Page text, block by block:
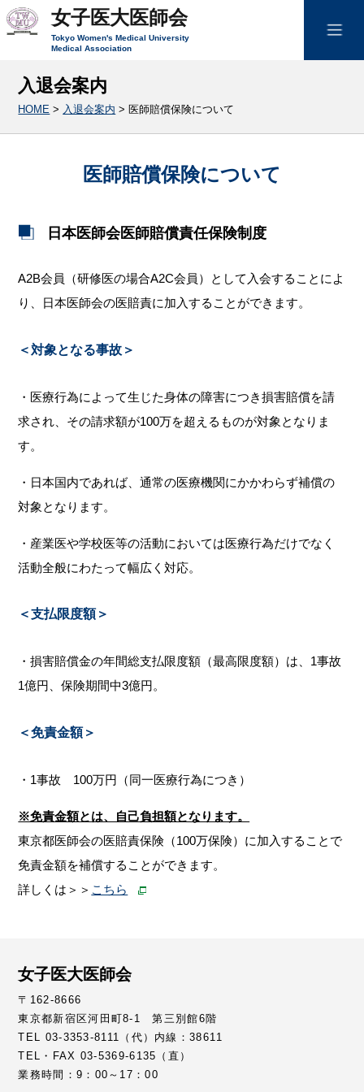
女子医大医師会
Tokyo Women's Medical University
Medical Association
入退会案内
HOME > 入退会案内 >医師賠償保険について
医師賠償保険について
日本医師会医師賠償責任保険制度
A2B会員（研修医の場合A2C会員）として入会することによ
り、日本医師会の医賠責に加入することができます。
＜対象となる事故＞
・医療行為によって生じた身体の障害につき損害賠償を請
求され、その請求額が100万を超えるものが対象となりま
す。
・日本国内であれば、通常の医療機関にかかわらず補償の
対象となります。
・産業医や学校医等の活動においては医療行為だけでなく
活動全般にわたって幅広く対応。
＜支払限度額＞
・損害賠償金の年間総支払限度額（最高限度額）は、1事故
1億円、保険期間中3億円。
＜免責金額＞
・1事故 100万円（同一医療行為につき）
※免責金額とは、自己負担額となります。
東京都医師会の医賠責保険（100万保険）に加入することで
免責金額を補償することができます。
詳しくは＞＞ こちら
女子医大医師会
〒162-8666
東京都新宿区河田町8-1 第三別館6階
TEL 03-3353-8111（代）内線：38611
TEL・FAX 03-5369-6135（直）
業務時間：9：00～17：00